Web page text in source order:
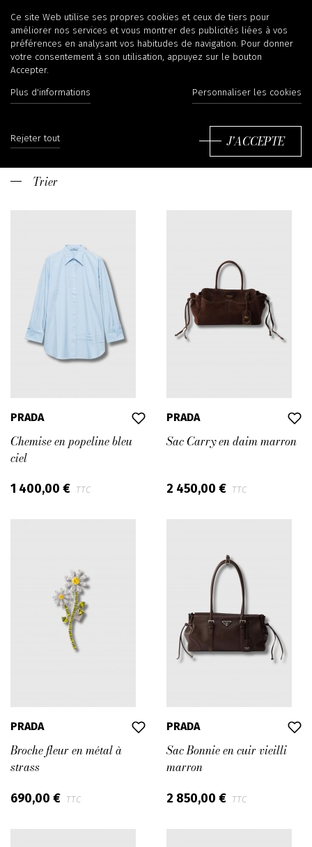
Prada
vers le prêt-à-porter pour ensuite devenir un groupe de luxe
incontournable de la mode grâce à l’arrivée de la petite fille du
fondateur, Miuccia Prada, en 1970, lançant le nylon et développant la
marque de manière vive et créative avec son mari Patrizio Bertelli. Nous
avons la chance de proposer à nos clients les collections Prada dans
notre boutique Irina Khä, à Liège en Belgique.
PRADA
Chemise en popeline bleu
ciel
1 400,00 € TTC
PRADA
Sac Carry en daim marron
2 450,00 € TTC
PRADA
Broche fleur en métal à
strass
690,00 € TTC
PRADA
Sac Bonnie en cuir vieilli
marron
2 850,00 € TTC
Ce site Web utilise ses propres cookies et ceux de tiers pour
améliorer nos services et vous montrer des publicités liées à vos
préférences en analysant vos habitudes de navigation. Pour donner
votre consentement à son utilisation, appuyez sur le bouton
Accepter.
Plus d'informations Personnaliser les cookies
Rejeter tout J'ACCEPTE